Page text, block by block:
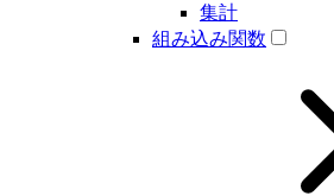
集計
組み込み関数